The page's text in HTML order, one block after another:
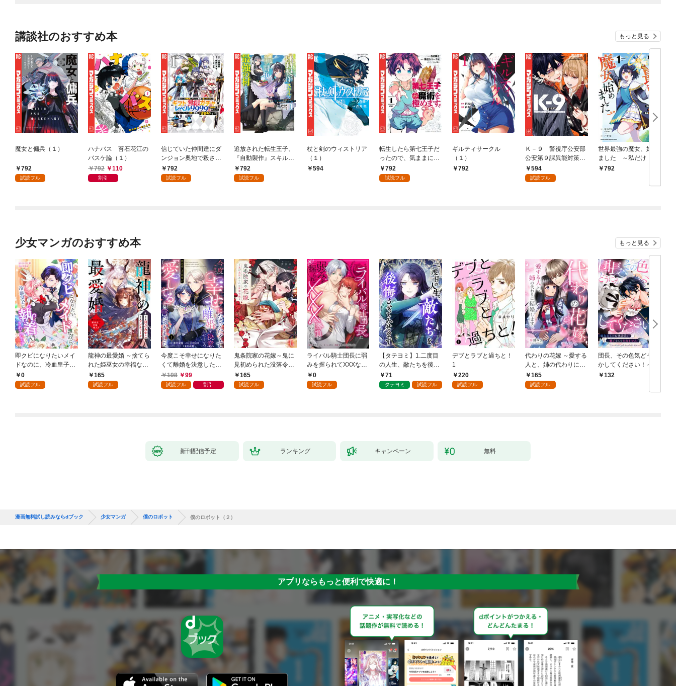
講談社のおすすめ本 もっと見る
魔女と傭兵（１）
792
試読フル
ハナバス 苔石花江の
バスケ論（１）
792
110
割引
信じていた仲間達にダ
ンジョン奥地で殺され
かけたがギフト『無限
ガチャ』でレベル９９
792
試読フル
追放された転生王子、
『自動製作』スキルで
領地を爆速で開拓し最
強の村を作ってしまう
792
試読フル
杖と剣のウィストリア
（１）
594
転生したら第七王子だ
ったので、気ままに魔
術を極めます（１）
792
試読フル
ギルティサークル
（１）
792
Ｋ－９ 警視庁公安部
公安第９課異能対策係
（１）
594
試読フル
世界最強の魔女、始め
ました ～私だけ『攻
略サイト』を見れる世
792
少女マンガのおすすめ本 もっと見る
即クビになりたいメイ
ドなのに、冷血皇子に
執着されています第1
話
0
試読フル
龍神の最愛婚 ～捨てら
れた姫巫女の幸福な嫁
入り～: 1
165
試読フル
今度こそ幸せになりた
くて離婚を決意したと
ころ、無表情な旦那様
が「愛してる」と言っ
198 99
試読フル 割引
鬼条院家の花嫁～鬼に
見初められた没落令嬢
～１165
試読フル
ライバル騎士団長に弱
みを握られてXXXな勝
負をすることになりま
した第1話
0
試読フル
【タテヨミ】1.二度目
の人生、敵たちを後悔
させてみせます
71
タテヨミ 試読フル
デブとラブと過ちと！
1
220
試読フル
代わりの花嫁 ～愛する
人と、姉の代わりに結
婚します～ 1
165
試読フル
団長、その色気どうに
かしてください！～魔
力なしのお世話係は魅
132
新刊配信予定 ランキング キャンペーン 無料
漫画無料試し読みならdブック 少女マンガ 僕のロボット 僕のロボット（２）
アプリならもっと便利で快適に！